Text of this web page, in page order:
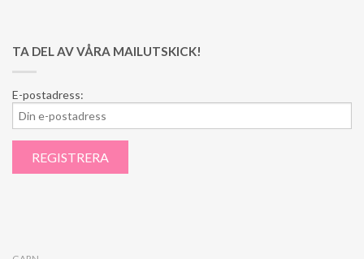
TA DEL AV VÅRA MAILUTSKICK!
E-postadress: